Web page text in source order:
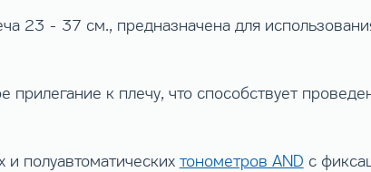
23 - 37 см., предназначена для
прилегание к плечу, что способствует
полуавтоматических тонометров AND с